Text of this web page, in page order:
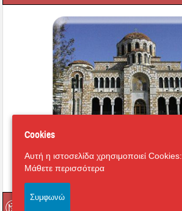
Εικονική περιήγηση στο
Cookies
Αυτή η ιστοσελίδα χρησιμοποιεί Cookies:
Μάθετε περισσότερα
Συμφωνώ